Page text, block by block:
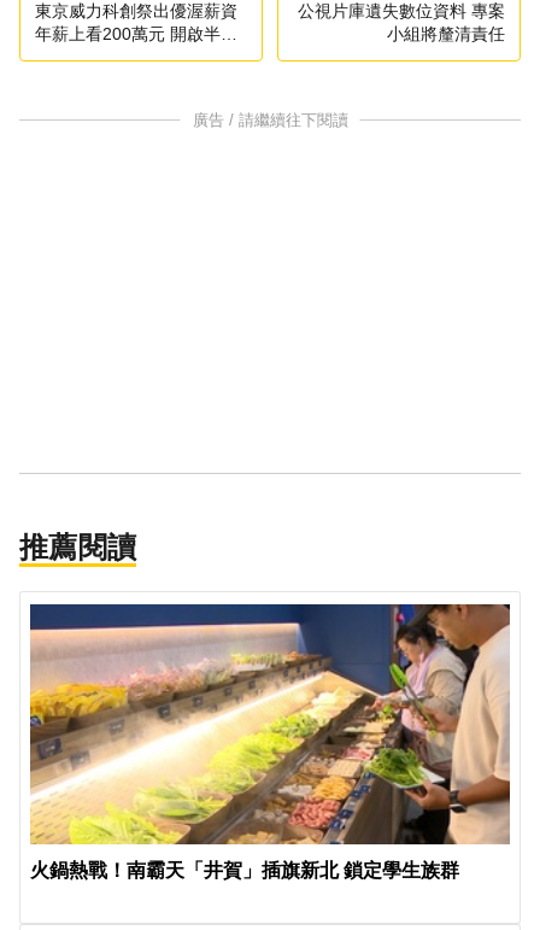
東京威力科創祭出優渥薪資
年薪上看200萬元 開啟半導
體黃金新時代
公視片庫遺失數位資料 專案
小組將釐清責任
廣告 / 請繼續往下閱讀
推薦閱讀
火鍋熱戰！南霸天「井賀」插旗新北 鎖定學生族群